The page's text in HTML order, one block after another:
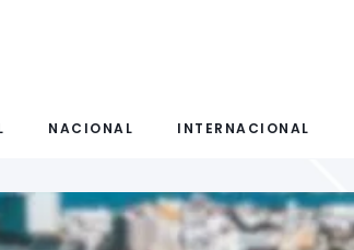
NACIONAL INTERNACIONAL